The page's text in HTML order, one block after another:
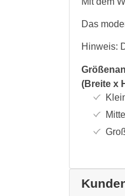
Das
Hinweis:
(Breite x